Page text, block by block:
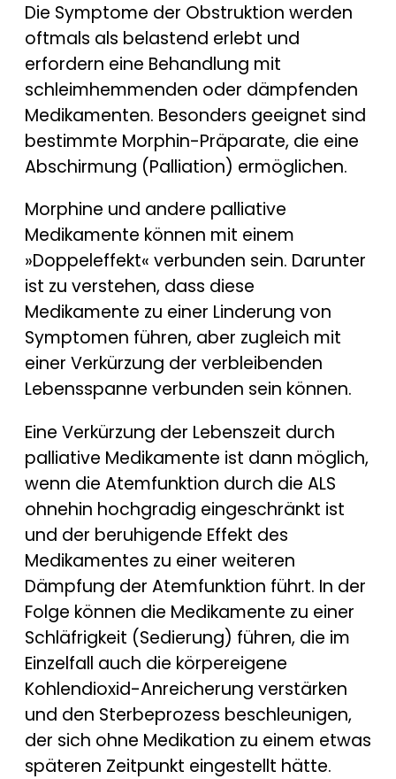
Die Symptome der Obstruktion werden
oftmals als belastend erlebt und
erfordern eine Behandlung mit
schleimhemmenden oder dämpfenden
Medikamenten. Besonders geeignet sind
bestimmte Morphin-Präparate, die eine
Abschirmung (Palliation) ermöglichen.
Morphine und andere palliative
Medikamente können mit einem
»Doppeleffekt« verbunden sein. Darunter
ist zu verstehen, dass diese
Medikamente zu einer Linderung von
Symptomen führen, aber zugleich mit
einer Verkürzung der verbleibenden
Lebensspanne verbunden sein können.
Eine Verkürzung der Lebenszeit durch
palliative Medikamente ist dann möglich,
wenn die Atemfunktion durch die ALS
ohnehin hochgradig eingeschränkt ist
und der beruhigende Effekt des
Medikamentes zu einer weiteren
Dämpfung der Atemfunktion führt. In der
Folge können die Medikamente zu einer
Schläfrigkeit (Sedierung) führen, die im
Einzelfall auch die körpereigene
Kohlendioxid-Anreicherung verstärken
und den Sterbeprozess beschleunigen,
der sich ohne Medikation zu einem etwas
späteren Zeitpunkt eingestellt hätte.